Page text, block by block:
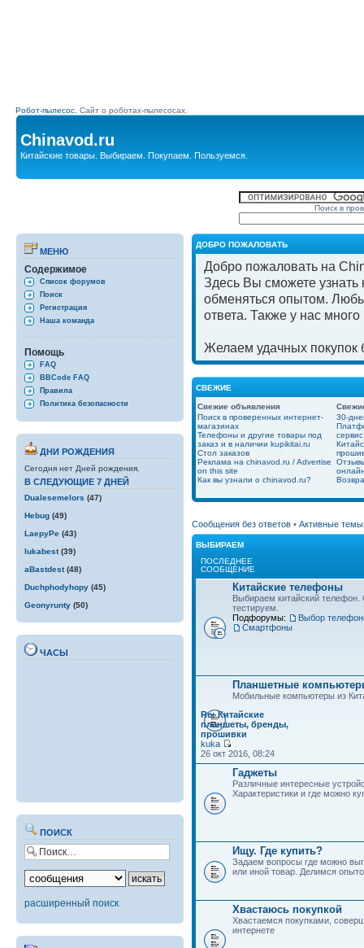
Робот-пылесос. Сайт о роботах-пылесосах.
Chinavod.ru
Китайские товары. Выбираем. Покупаем. Пользуемся.
Поиск в
МЕНЮ
Содержимое
Список форумов
Поиск
Регистрация
Наша команда
Помощь
FAQ
BBCode FAQ
Правила
Политика безопасности
ДНИ РОЖДЕНИЯ
Сегодня нет Дней рождения.
В СЛЕДУЮЩИЕ 7 ДНЕЙ
Dualesemelors (47)
Hebug (49)
LaepyPe (43)
lukabest(39)
aBastdest(48)
Duchphodyhopy (45)
Geonyrunty (50)
ЧАСЫ
ПОИСК
расширенный поиск
ДОБРО ПОЖАЛОВАТЬ
Добро пожаловать на
Здесь Вы сможете узнать
обменяться опытом.
ответа. Также у нас
Желаем удачных покупок
СВЕЖИЕ
Свежие объявления
Поиск в проверенных интернет-
магазинах
Телефоны и другие товары под
заказ и в наличии kupikitai.ru
Стол заказов
Реклама на chinavod.ru / Advertise
on this site
Как вы узнали о chinavod.ru?
30-
Сообщения без ответов • Активные темы
ВЫБИРАЕМ
ПОСЛЕДНЕЕ
СООБЩЕНИЕ
Китайские телефоны
Выбираем китайский телефон.
тестируем.
Подфорумы:
Выбор
Смартфоны
Планшетные
Мобильные компьютеры из
Re: Китайские
планшеты, бренды,
прошивки
kuka
26 окт 2016, 08:24
Гаджеты
Различные интересные
Характеристики и где можно
Ищу. Где купить?
Задаем вопросы где можно
или иной товар. Делимся
Хвастаюсь покупкой
Хвастаемся покупками,
интернете